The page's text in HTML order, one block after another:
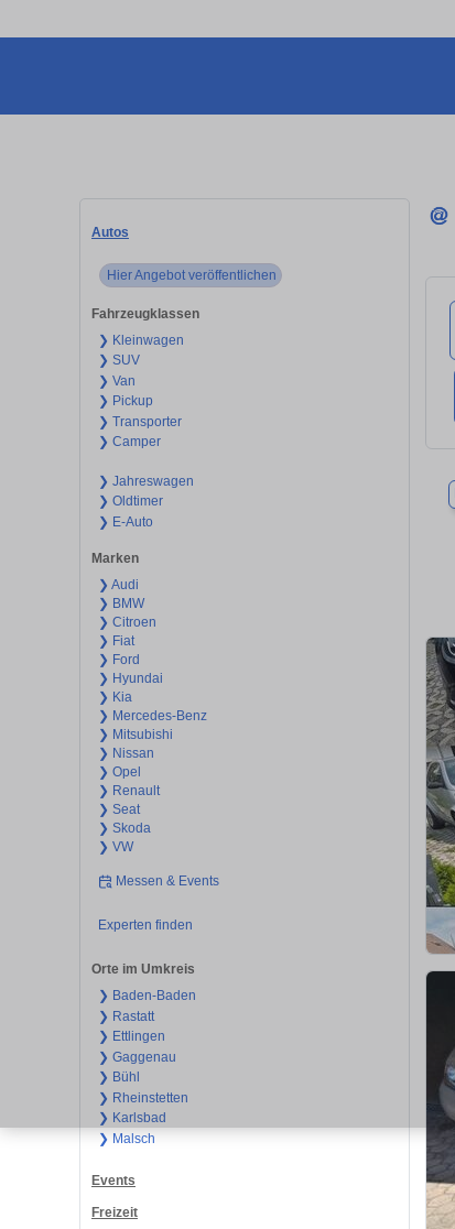
Autos
Hier Angebot veröffentlichen
Fahrzeugklassen
❯ Kleinwagen
❯ SUV
❯ Van
❯ Pickup
❯ Transporter
❯ Camper
❯ Jahreswagen
❯ Oldtimer
❯ E-Auto
Marken
❯ Audi
❯ BMW
❯ Citroen
❯ Fiat
❯ Ford
❯ Hyundai
❯ Kia
❯ Mercedes-Benz
❯ Mitsubishi
❯ Nissan
❯ Opel
❯ Renault
❯ Seat
❯ Skoda
❯ VW
Messen & Events
Experten finden
Orte im Umkreis
❯ Baden-Baden
❯ Rastatt
❯ Ettlingen
❯ Gaggenau
❯ Bühl
❯ Rheinstetten
❯ Karlsbad
❯ Malsch
Events
Freizeit